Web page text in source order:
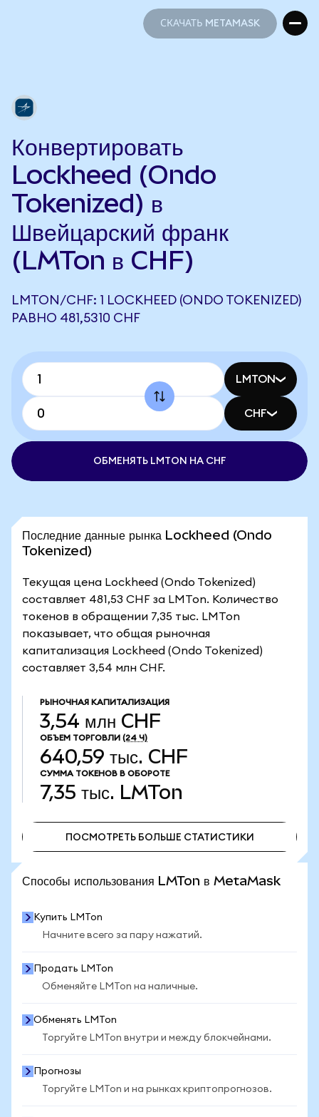
СКАЧАТЬ METAMASK
Конвертировать
Lockheed (Ondo
Tokenized) в
Швейцарский франк
(LMTon в CHF)
LMTON/CHF: 1 LOCKHEED (ONDO TOKENIZED)
РАВНО 481,5310 CHF
LMTON
CHF
ОБМЕНЯТЬ LMTON НА CHF
Последние данные рынка Lockheed (Ondo
Tokenized)
Текущая цена Lockheed (Ondo Tokenized)
составляет 481,53 CHF за LMTon. Количество
токенов в обращении 7,35 тыс. LMTon
показывает, что общая рыночная
капитализация Lockheed (Ondo Tokenized)
составляет 3,54 млн CHF.
РЫНОЧНАЯ КАПИТАЛИЗАЦИЯ
3,54 млн CHF
ОБЪЕМ ТОРГОВЛИ (24 Ч)
640,59 тыс. CHF
СУММА ТОКЕНОВ В ОБОРОТЕ
7,35 тыс. LMTon
ПОСМОТРЕТЬ БОЛЬШЕ СТАТИСТИКИ
Способы использования LMTon в MetaMask
Купить LMTon
Начните всего за пару нажатий.
Продать LMTon
Обменяйте LMTon на наличные.
Обменять LMTon
Торгуйте LMTon внутри и между блокчейнами.
Прогнозы
Торгуйте LMTon и на рынках криптопрогнозов.